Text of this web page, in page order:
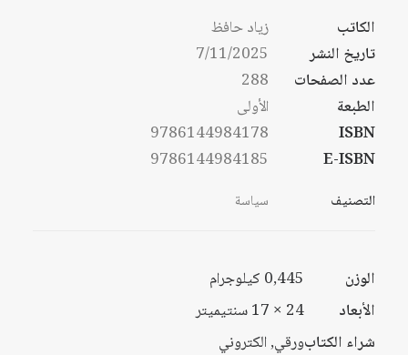
خلال
من
خلال
الكاتب
زياد حافظ
تاريخ النشر
7/11/2025
عدد الصفحات
288
الطبعة
الأولى
ISBN
9786144984178
E-ISBN
9786144984185
التصنيف سياسة
الوزن
0,445 كيلوجرام
الأبعاد
24 × 17 سنتيميتر
شراء الكتابورقي, الكتروني